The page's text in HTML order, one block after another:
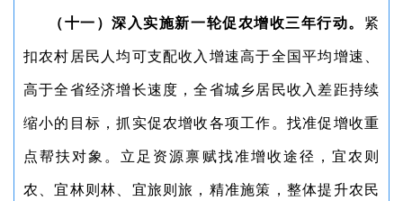
（十一）深入实施新一轮促农增收三年行动。 紧
扣农村居民人均可支配收入增速高于全国平均增速、
高于全省经济增长速度，全省城乡居民收入差距持续
缩小的目标，抓实促农增收各项工作。找准促增收重
点帮扶对象。立足资源禀赋找准增收途径，宜农则
农、宜林则林、宜旅则旅，精准施策，整体提升农民